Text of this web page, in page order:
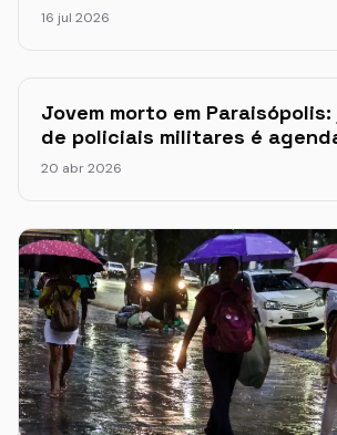
16 jul 2026
Jovem morto em
de policiais militares é
20 abr 2026